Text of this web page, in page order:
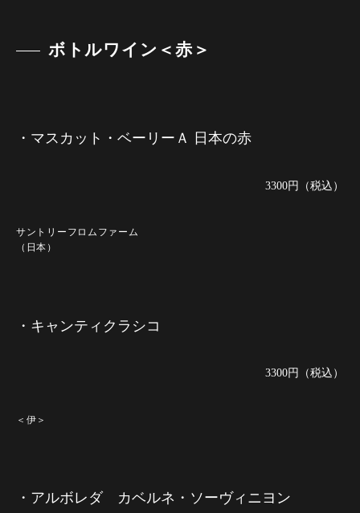
ボトルワイン＜赤＞
・マスカット・ベーリーＡ 日本の赤
3300円（税込）
サントリーフロムファーム
（日本）
・キャンティクラシコ
3300円（税込）
＜伊＞
・アルボレダ カベルネ・ソーヴィニヨン